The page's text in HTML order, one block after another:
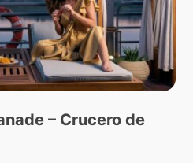
– Crucero de